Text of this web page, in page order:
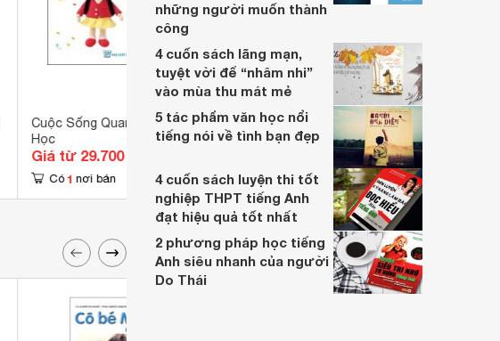
Cuộc Sống Quanh Em - Trường
Học
Giá từ 29.700 đ
Có 1 nơi bán
Tranh Truyện Danh Nhân Lịch
Sử Việt Nam - Thánh Gióng
Ngựa Sắt Tung Hoành
Giá từ 27.900 đ
Có 3 nơi bán
những người muốn thành
công
4 cuốn sách lãng mạn,
tuyệt vời để “nhâm nhi”
vào mùa thu mát mẻ
5 tác phẩm văn học nổi
tiếng nói về tình bạn đẹp
4 cuốn sách luyện thi tốt
nghiệp THPT tiếng Anh
đạt hiệu quả tốt nhất
2 phương pháp học tiếng
Anh siêu nhanh của người
Do Thái